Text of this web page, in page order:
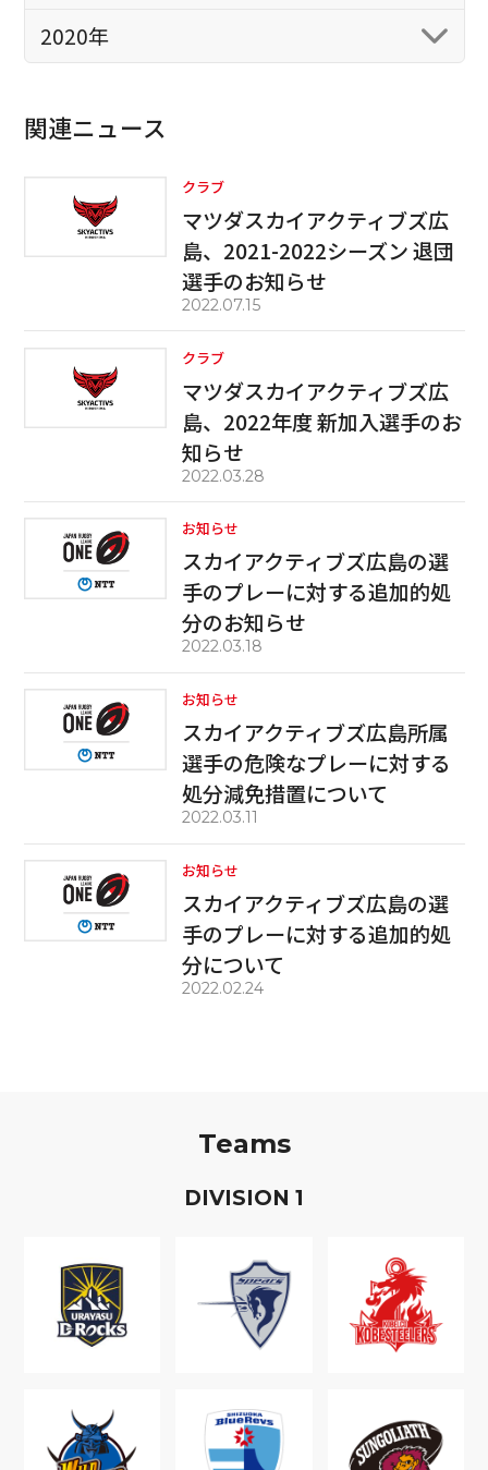
2020年
関連ニュース
クラブ
マツダスカイアクティブズ広
島、2021-2022シーズン 退団
選手のお知らせ
2022.07.15
クラブ
マツダスカイアクティブズ広
島、2022年度 新加入選手のお
知らせ
2022.03.28
お知らせ
スカイアクティブズ広島の選
手のプレーに対する追加的処
分のお知らせ
2022.03.18
お知らせ
スカイアクティブズ広島所属
選手の危険なプレーに対する
処分減免措置について
2022.03.11
お知らせ
スカイアクティブズ広島の選
手のプレーに対する追加的処
分について
2022.02.24
Teams
DIVISION 1